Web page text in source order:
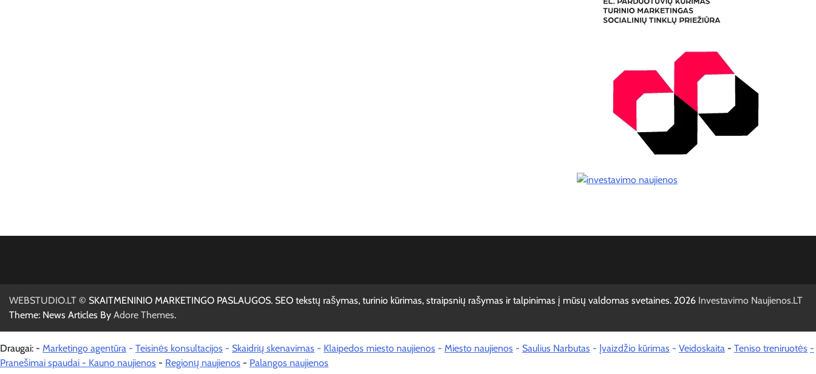
WEBSTUDIO.LT © SKAITMENINIO MARKETINGO PASLAUGOS. SEO tekstų rašymas, turinio kūrimas, straipsnių rašymas ir talpinimas į mūsų valdomas svetaines. 2026 Investavimo Naujienos.LT
Theme: News Articles By Adore Themes.
Draugai: - Marketingo agentūra - Teisinės konsultacijos - Skaidrių skenavimas - Klaipedos miesto naujienos - Miesto naujienos - Saulius Narbutas - Įvaizdžio kūrimas - Veidoskaita - Teniso treniruotės -
Pranešimai spaudai - Kauno naujienos - Regionų naujienos - Palangos naujienos